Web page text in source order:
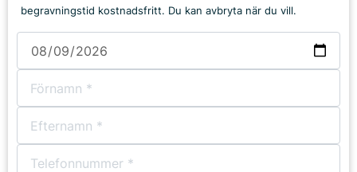
begravningstid kostnadsfritt. Du kan avbryta när du vill.